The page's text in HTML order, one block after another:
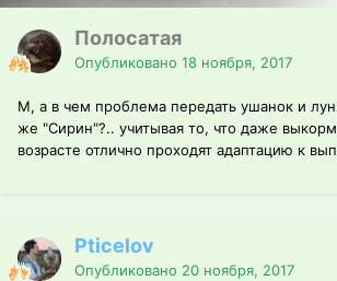
Полосатая
Опубликовано 18 ноября, 2017
М, а в чем проблема передать ушанок и
же "Сирин"?.. учитывая то, что даже
возрасте отлично проходят адаптацию к
Pticelov
Опубликовано 20 ноября, 2017